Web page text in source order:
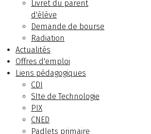
Livret du parent
d'élève
Demande de bourse
Radiation
Actualités
Offres d'emploi
Liens pédagogiques
CDI
SIte de Technologie
PIX
CNED
Padlets primaire